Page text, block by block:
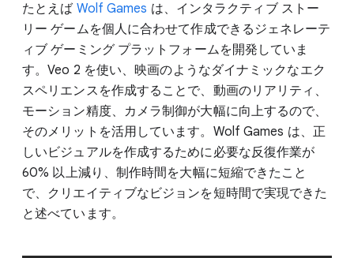
たとえば Wolf Games は、インタラクティブ ストー
リー ゲームを個人に合わせて作成できるジェネレーテ
ィブ ゲーミング プラットフォームを開発していま
す。Veo 2 を使い、映画のようなダイナミックなエク
スペリエンスを作成することで、動画のリアリティ、
モーション精度、カメラ制御が大幅に向上するので、
そのメリットを活用しています。Wolf Games は、正
しいビジュアルを作成するために必要な反復作業が
60% 以上減り、制作時間を大幅に短縮できたこと
で、クリエイティブなビジョンを短時間で実現できた
と述べています。